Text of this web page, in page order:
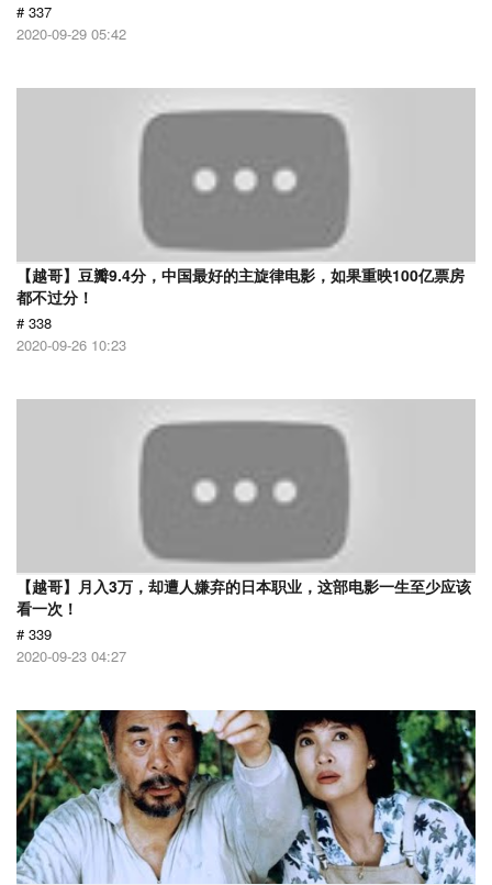
# 337
2020-09-29 05:42
【越哥】豆瓣9.4分，中国最好的主旋律电影，如果重映100亿票房
都不过分！
# 338
2020-09-26 10:23
【越哥】月入3万，却遭人嫌弃的日本职业，这部电影一生至少应该
看一次！
# 339
2020-09-23 04:27